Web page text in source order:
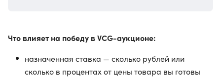
Что влияет на победу в VCG-аукционе:
назначенная ставка — сколько рублей или
сколько в процентах от цены товара вы готовы